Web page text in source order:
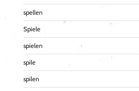
spellen
Spiele
spielen
spile
spilen